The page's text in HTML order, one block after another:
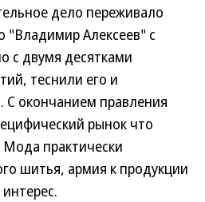
дело переживало
"Владимир Алексеев" с
с двумя десятками
теснили его и
С окончанием правления
рынок что
практически
шитья, армия к продукции